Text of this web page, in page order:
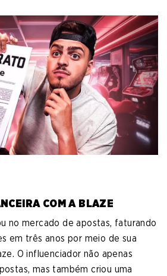
COM A BLAZE
no mercado de apostas, faturando
em três anos por meio de sua
O influenciador não apenas
mas também criou uma